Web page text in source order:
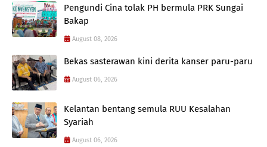
Pengundi Cina tolak PH bermula PRK Sungai
Bakap
August 08, 2026
Bekas sasterawan kini derita kanser paru-paru
August 06, 2026
Kelantan bentang semula RUU Kesalahan
Syariah
August 06, 2026